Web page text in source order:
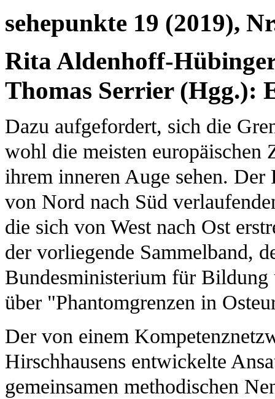
sehepunkte 19 (2019),
Rita Aldenhoff-
Thomas Serrier (Hgg.):
Dazu aufgefordert, sich die
wohl die meisten europäischen
ihrem inneren Auge sehen.
von Nord nach Süd
die sich von West nach Ost
der vorliegende Sammelband,
Bundesministerium für Bildung
über "Phantomgrenzen in
Der von einem
Hirschhausens entwickelte
gemeinsamen methodischen